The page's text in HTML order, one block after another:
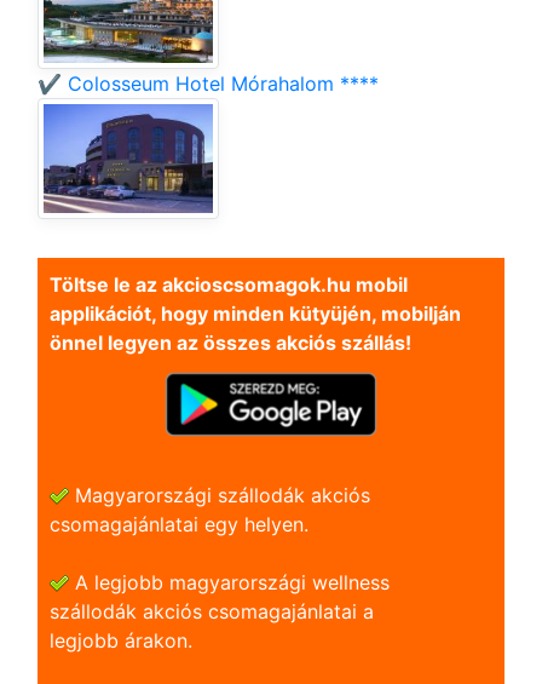
✔️ Colosseum Hotel Mórahalom ****
Töltse le az akcioscsomagok.hu mobil
applikációt, hogy minden kütyüjén, mobilján
önnel legyen az összes akciós szállás!
Magyarországi szállodák akciós
csomagajánlatai egy helyen.
A legjobb magyarországi wellness
szállodák akciós csomagajánlatai a
legjobb árakon.